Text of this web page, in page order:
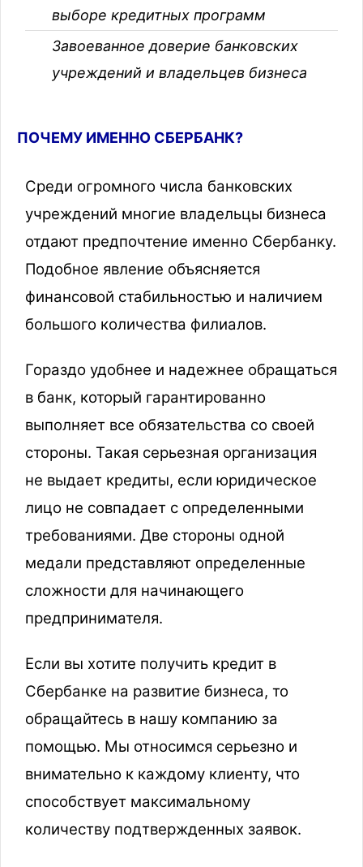
выборе кредитных программ
Завоеванное доверие банковских
учреждений и владельцев бизнеса
ПОЧЕМУ ИМЕННО СБЕРБАНК?
Среди огромного числа банковских
учреждений многие владельцы бизнеса
отдают предпочтение именно Сбербанку.
Подобное явление объясняется
финансовой стабильностью и наличием
большого количества филиалов.
Гораздо удобнее и надежнее обращаться
в банк, который гарантированно
выполняет все обязательства со своей
стороны. Такая серьезная организация
не выдает кредиты, если юридическое
лицо не совпадает с определенными
требованиями. Две стороны одной
медали представляют определенные
сложности для начинающего
предпринимателя.
Если вы хотите получить кредит в
Сбербанке на развитие бизнеса, то
обращайтесь в нашу компанию за
помощью. Мы относимся серьезно и
внимательно к каждому клиенту, что
способствует максимальному
количеству подтвержденных заявок.